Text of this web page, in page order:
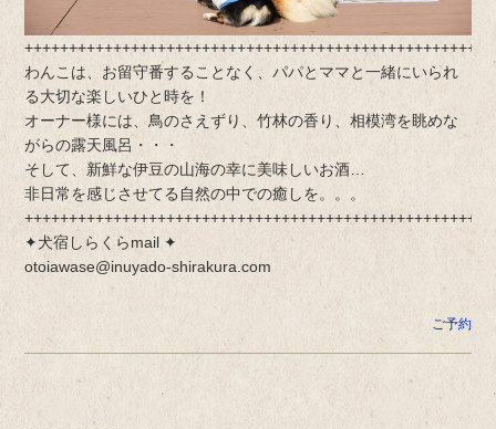
わんこは、お留守番することなく、パパとママと一緒にいられ
る大切な楽しいひと時を！
オーナー様には、鳥のさえずり、竹林の香り、相模湾を眺めな
がらの露天風呂・・・
そして、新鮮な伊豆の山海の幸に美味しいお酒…
非日常を感じさせてる自然の中での癒しを。。。
✦犬宿しらくらmail ✦
otoiawase@inuyado-shirakura.com
ご予約